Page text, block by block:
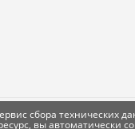
сбора технических
вы автоматически